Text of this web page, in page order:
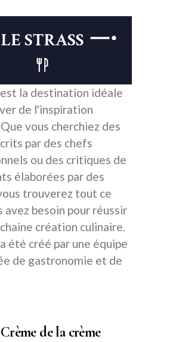
la destination idéale
de l'inspiration
vous cherchiez des
par des chefs
ou des critiques de
élaborées par des
trouverez tout ce
avez besoin pour réussir
création culinaire.
été créé par une équipe
de gastronomie et de
de la crème